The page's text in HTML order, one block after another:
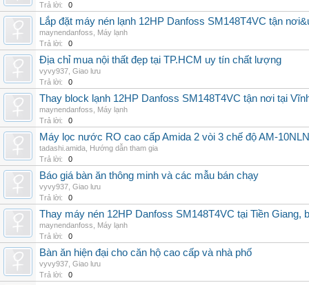
Trả lời:
0
Lắp đặt máy nén lạnh 12HP Danfoss SM148T4VC tận
maynendanfoss
Máy lạnh
Trả lời:
0
Địa chỉ mua nội thất đẹp tại TP.HCM uy tín chất lượng
vyvy937 Giao lưu
Trả lời:
0
Thay block lạnh 12HP Danfoss SM148T4VC tận nơi tại
maynendanfoss
Máy lạnh
Trả lời:
0
Máy lọc nước RO cao cấp Amida 2 vòi 3 chế độ AM-
tadashi.amida Hướng dẫn tham gia
Trả lời:
0
Báo giá bàn ăn thông minh và các mẫu bán chạy
vyvy937 Giao lưu
Trả lời:
0
Thay máy nén 12HP Danfoss SM148T4VC tại Tiền Giang,
maynendanfoss
Máy lạnh
Trả lời:
0
Bàn ăn hiện đại cho căn hộ cao cấp và nhà phố
vyvy937 Giao lưu
Trả lời:
0